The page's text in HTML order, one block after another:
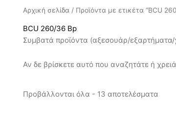
Αρχική σελίδα / Προϊόντα με ετικέτα “BCU
BCU 260/36 Bp
Συμβατά προϊόντα (αξεσουάρ/
Αν δε βρίσκετε αυτό που αναζητάτε ή
Προβάλλονται όλα - 13 αποτελέσματα